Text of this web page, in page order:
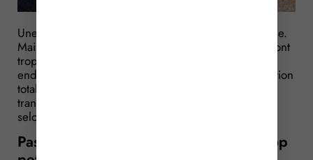
Une société organise un transport de sa marchandise.
Mais lors du convoyage, le camion passe sous un pont
trop petit. Une partie de la marchandise est alors
endommagée. La société réclame donc l’indemnisation
totale de son préjudice. « Non », répond le
transporteur puisque le chauffeur n’a pas commis,
selon lui, de faute délibérée…
Passer avec un camion sous un pont trop